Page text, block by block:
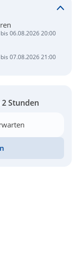
06.08.2026 20:00
07.08.2026 21:00
Stunden